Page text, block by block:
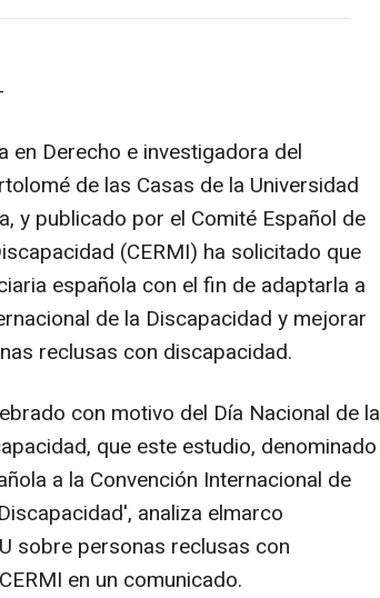
Derecho e investigadora del
de las Casas de la Universidad
y publicado por el Comité Español de
(CERMI) ha solicitado que
española con el fin de adaptarla a
de la Discapacidad y mejorar
reclusas con discapacidad.
con motivo del Día Nacional de la
que este estudio, denominado
a la Convención Internacional de
analiza elmarco
sobre personas reclusas con
en un comunicado.